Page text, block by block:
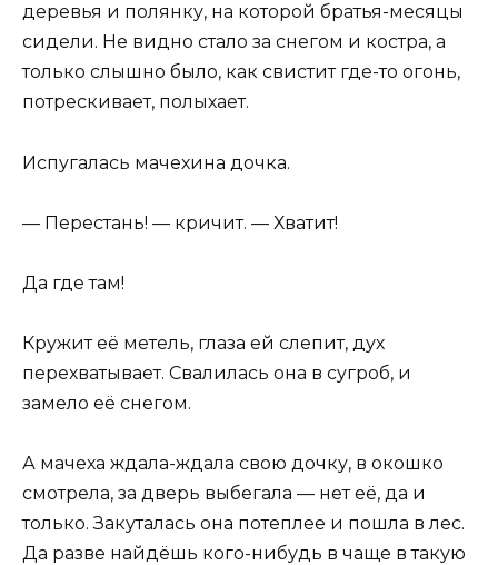
деревья и полянку, на которой братья-месяцы
сидели. Не видно стало за снегом и костра, а
только слышно было, как свистит где-то огонь,
потрескивает, полыхает.
Испугалась мачехина дочка.
— Перестань! — кричит. — Хватит!
Да где там!
Кружит её метель, глаза ей слепит, дух
перехватывает. Свалилась она в сугроб, и
замело её снегом.
А мачеха ждала-ждала свою дочку, в окошко
смотрела, за дверь выбегала — нет её, да и
только. Закуталась она потеплее и пошла в лес.
Да разве найдёшь кого-нибудь в чаще в такую